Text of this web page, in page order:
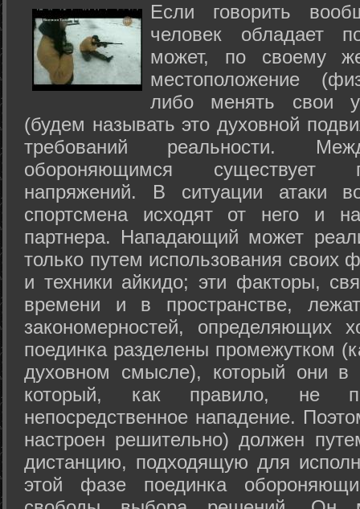
Если говорить
человек обладает
может, по своему
местоположение
либо менять свои
(будем называть это духовной
требований реальности.
обороняющимся существует
напряжений. В ситуации атаки
спортсмена исходят от него и
партнера. Нападающий может
только путем использования своих
и техники айкидо; эти факторы,
времени и в пространстве,
закономерностей, определяющих
поединка разделены промежутком
духовном смысле), который они в
который, как правило, не
непосредственное нападение.
настроен решительно) должен
дистанцию, подходящую для
этой фазе поединка